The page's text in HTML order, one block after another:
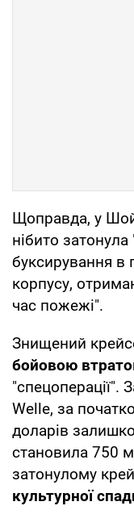
Щоправда, у
нібито
буксирування в
корпусу,
час пожежі".
Знищений
бойовою
"спецоперації".
Welle, за
доларів
становила 750
затонулому
культурної